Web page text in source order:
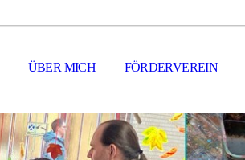
ÜBER MICH FÖRDERVEREIN